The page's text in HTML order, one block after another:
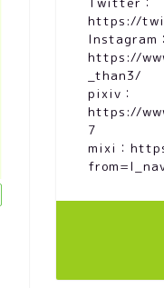
https://
Instagram：
https://
_than3/
pixiv：
https://
7
mixi：